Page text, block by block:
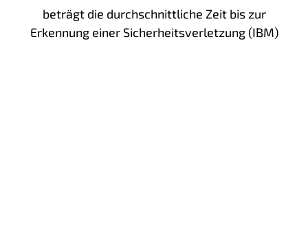
beträgt die durchschnittliche Zeit bis zur
Erkennung einer Sicherheitsverletzung (IBM)